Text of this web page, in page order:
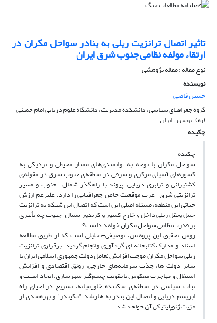
تاثیر اتصال ترانزیت ریلی به بنادر سواحل مکران در
ارتقاء مولفه نظامی جنوب شرق ایران
نوع مقاله : مقاله پژوهشی
نویسنده
حسین قاضی
گروه جغرافیای سیاسی، دانشکده مدیریت، دانشگاه علوم دریایی امام خمینی
(ره) ،نوشهر، ایران
چکیده
چکیده
سواحل مکران با توجه به توانمندی‌های ممتاز محیطی و نزدیکی به
کشورهای آسیای مرکزی و شرقی در منطقه‌ی جنوب شرق در مقوله‌ی
کشتیرانی و ترابری دریایی، پیوند با راهگذر شمال- جنوب و مسیر
ترانزیتی شرق- غرب موقعیت خاص جغرافیایی را دارد. علیرغم ارزش
حیاتی این منطقه، مسئله اصلی این است که اتصال این شبکه به ترانزیت
حمل ونقل ریلی داخل و خارج کشور و کریدور شمال-جنوب چه تأثیری
بر قدرت نظامی سواحل مکران خواهد داشت؟
روش تحقیق این پژوهش، توصیفی-تحلیلی است که از طریق مطالعه
اسناد و مدارک کتابخانه ای گردآوری وانجام‌ گردید. برقراری ترانزیت
ریلی سواحل مکران موجب افزایش تعامل دولت جمهوری اسلامی ایران با
سایر دولت ها، جذب سرمایه‌های خارجی، رونق اقتصادی و افزایش
اشتغال و مهاجرت معکوس با تقویت چشم‌گیر شهرسازی، ایجاد امنیت و
ثبات سیاسی در منطقه‌ی شکننده خاورمیانه، تسریع در احیای راه
ابریشم دریایی و اتصال این بندر به هارتلند "مکیندر" و بهره‌مندی از
مزیت ژئوپلیتیکی آن خواهد شد.